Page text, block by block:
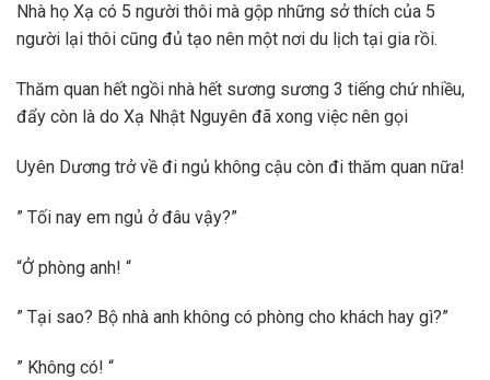
Nhà họ Xạ có 5 người thôi mà gộp những sở thích của 5
người lại thôi cũng đủ tạo nên một nơi du lịch tại gia rồi.
Thăm quan hết ngồi nhà hết sương sương 3 tiếng chứ nhiều,
đẩy còn là do Xạ Nhật Nguyên đã xong việc nên gọi
Uyên Dương trở về đi ngủ không cậu còn đi thăm quan nữa!
” Tối nay em ngủ ở đâu vậy?”
“Ở phòng anh! “
” Tại sao? Bộ nhà anh không có phòng cho khách hay gì?”
” Không có! “